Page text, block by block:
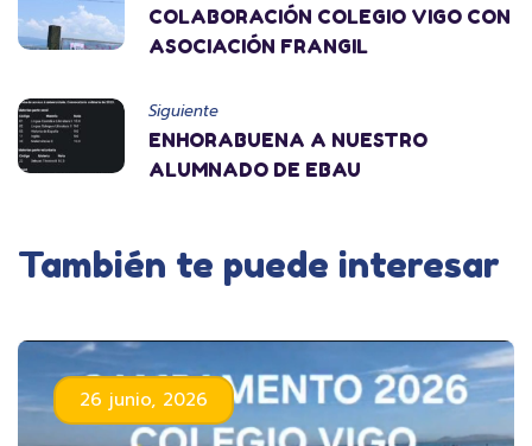
COLABORACIÓN COLEGIO VIGO CON
ASOCIACIÓN FRANGIL
Siguiente
ENHORABUENA A NUESTRO
ALUMNADO DE EBAU
También te puede interesar
26 junio, 2026